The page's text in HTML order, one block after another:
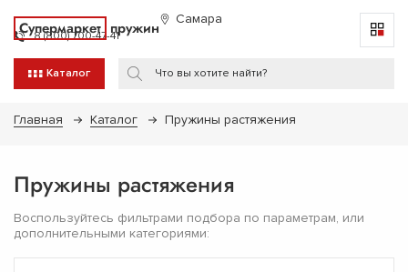
Супермаркет пружин Самара
8 (800) 700-47-41
Каталог
Главная Каталог Пружины растяжения
Пружины растяжения
Воспользуйтесь фильтрами подбора по параметрам, или
дополнительными категориями: